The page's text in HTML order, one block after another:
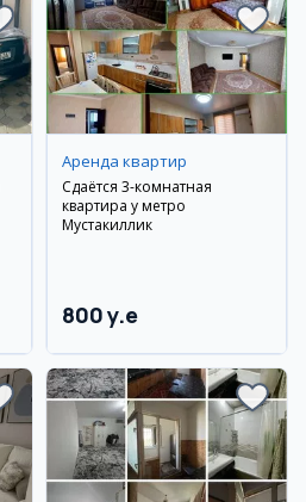
Аренда квартир
Сдаётся 3-комнатная
квартира у метро
Мустакиллик
800 y.e